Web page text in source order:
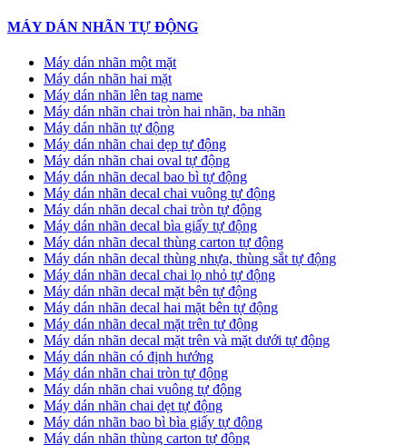
MÁY DÁN NHÃN TỰ ĐỘNG
Máy dán nhãn một mặt
Máy dán nhãn hai mặt
Máy dán nhãn lên tag name
Máy dán nhãn chai tròn hai nhãn, ba nhãn
Máy dán nhãn tự động
Máy dán nhãn chai dẹp tự động
Máy dán nhãn chai oval tự động
Máy dán nhãn decal bao bì tự động
Máy dán nhãn decal chai vuông tự động
Máy dán nhãn decal chai tròn tự động
Máy dán nhãn decal bìa giấy tự động
Máy dán nhãn decal thùng carton tự động
Máy dán nhãn decal thùng nhựa, thùng sắt tự động
Máy dán nhãn decal chai lọ nhỏ tự động
Máy dán nhãn decal mặt bên tự động
Máy dán nhãn decal hai mặt bên tự động
Máy dán nhãn decal mặt trên tự động
Máy dán nhãn decal mặt trên và mặt dưới tự động
Máy dán nhãn có định hướng
Máy dán nhãn chai tròn tự động
​Máy dán nhãn chai vuông tự động
​Máy dán nhãn chai dẹt tự động
​Máy dán nhãn bao bì bìa giấy tự động
Máy dán nhãn thùng carton tự động